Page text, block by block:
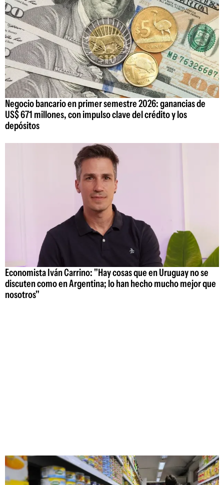
Negocio bancario en primer semestre 2026: ganancias de
US$ 671 millones, con impulso clave del crédito y los
depósitos
Economista Iván Carrino: "Hay cosas que en Uruguay no se
discuten como en Argentina; lo han hecho mucho mejor que
nosotros"